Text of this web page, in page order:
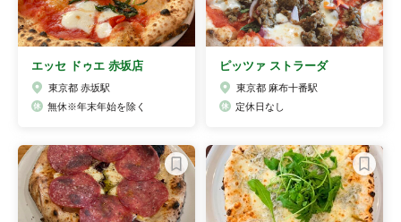
エッセ ドゥエ 赤坂店
東京都 赤坂駅
無休※年末年始を除く
ピッツァ ストラーダ
東京都 麻布十番駅
定休日なし